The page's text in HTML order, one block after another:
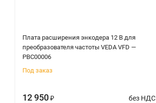
Плата расширения энкодера 12 В для
преобразователя частоты VEDA VFD —
PBC00006
Под заказ
12 950 ₽ без НДС